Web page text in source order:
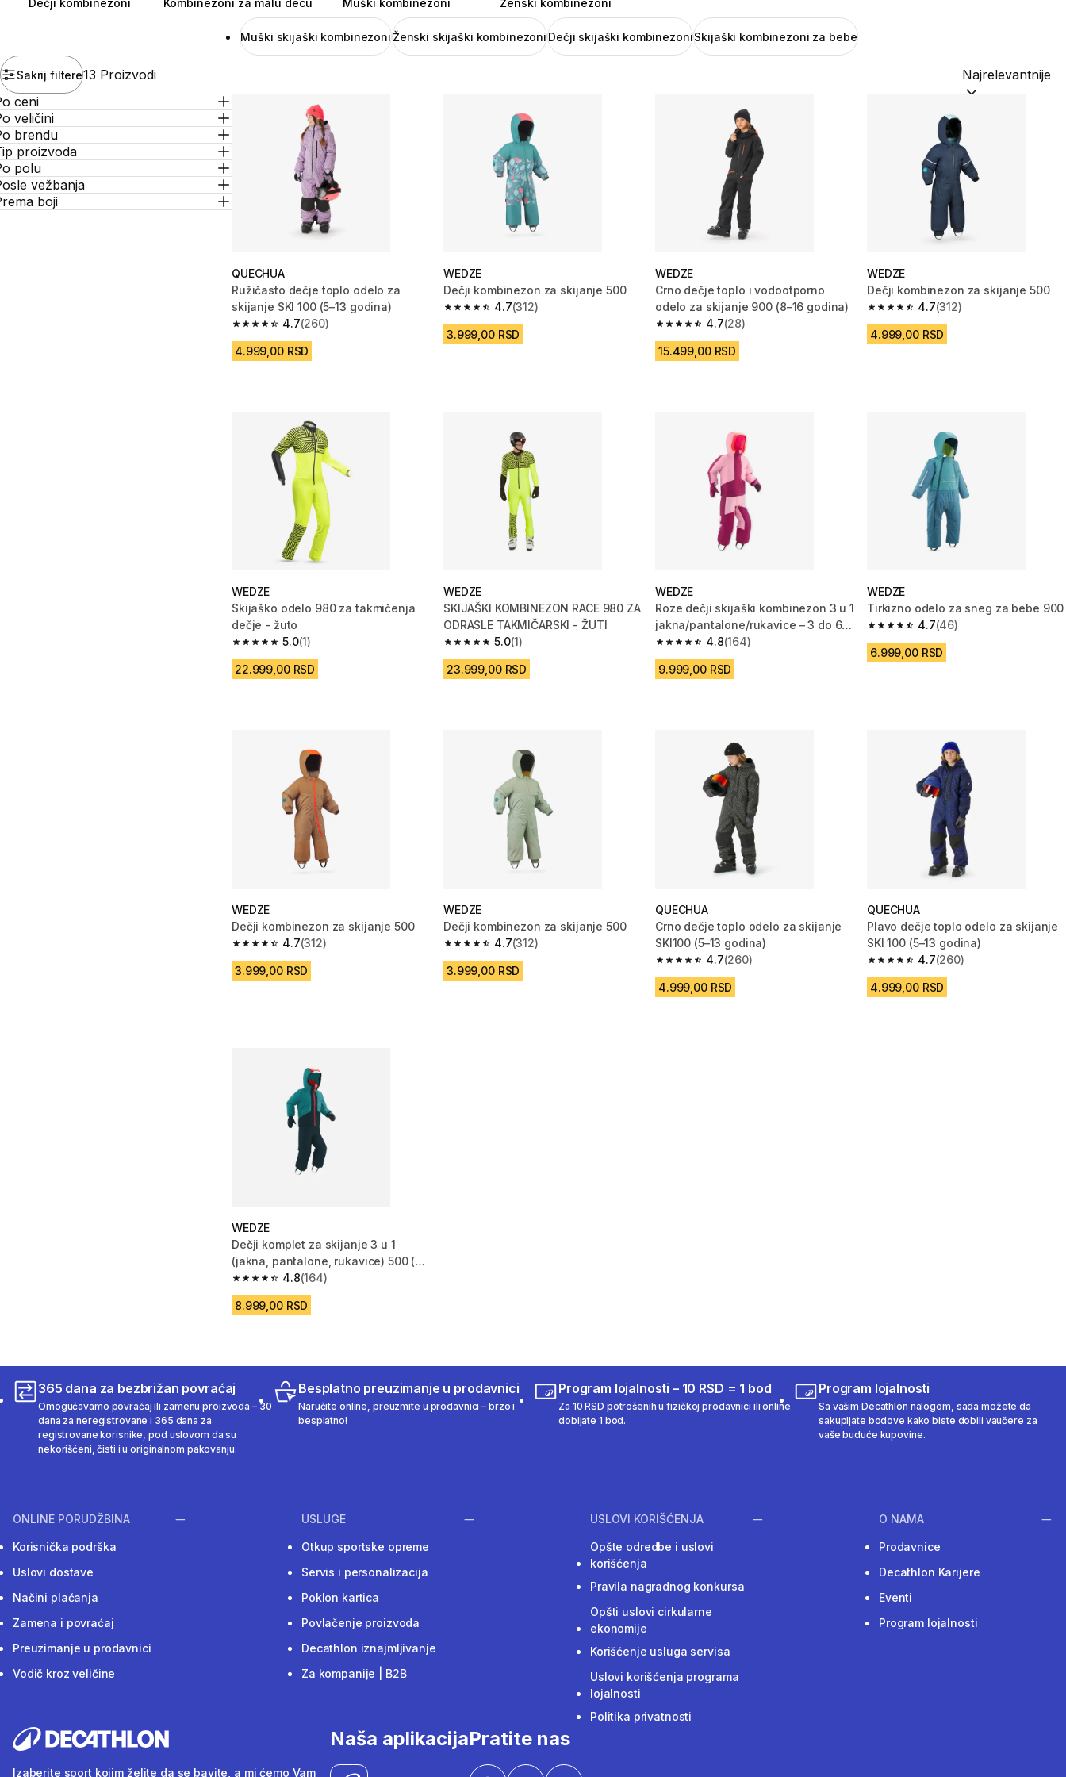
Dečji kombinezoni Kombinezoni za malu decu Muški kombinezoni Ženski kombinezoni
Muški skijaški kombinezoniŽenski skijaški kombinezoni Dečji skijaški kombinezoniSkijaški kombinezoni za bebe
Sakrij filtere13 Proizvodi Sortiraj po:
ceni
veličini
brendu
proizvoda
polu
vežbanja
boji
QUECHUA
Ružičasto dečje toplo odelo za
skijanje SKI 100 (5–13 godina)
4.7
4.7 od 5 zvezdica from 260 Recenzije
(260)
4.999,00 RSD
WEDZE
Dečji kombinezon za skijanje 500
4.7
4.7 od 5 zvezdica from 312 Recenzije
(312)
3.999,00 RSD
WEDZE
Crno dečje toplo i vodootporno
odelo za skijanje 900 (8–16 godina)
4.7
4.7 od 5 zvezdica from 28 Recenzije
(28)
15.499,00 RSD
WEDZE
Dečji kombinezon za skijanje 500
4.7
4.7 od 5 zvezdica from 312
(312)
4.999,00 RSD
WEDZE
Skijaško odelo 980 za takmičenja
dečje - žuto
5.0
5.0 od 5 zvezdica from 1 Recenzije
(1)
22.999,00 RSD
WEDZE
SKIJAŠKI KOMBINEZON RACE 980 ZA
ODRASLE TAKMIČARSKI - ŽUTI
5.0
5.0 od 5 zvezdica from 1 Recenzije
(1)
23.999,00 RSD
WEDZE
Roze dečji skijaški kombinezon 3 u 1
jakna/pantalone/rukavice – 3 do 6
godina
4.8
4.8 od 5 zvezdica from 164 Recenzije
(164)
9.999,00 RSD
WEDZE
Tirkizno odelo za sneg za bebe 900
4.7
4.7 od 5 zvezdica from 46 Recenzije
(46)
6.999,00 RSD
WEDZE
Dečji kombinezon za skijanje 500
4.7
4.7 od 5 zvezdica from 312 Recenzije
(312)
3.999,00 RSD
WEDZE
Dečji kombinezon za skijanje 500
4.7
4.7 od 5 zvezdica from 312 Recenzije
(312)
3.999,00 RSD
QUECHUA
Crno dečje toplo odelo za skijanje
SKI100 (5–13 godina)
4.7
4.7 od 5 zvezdica from 260 Recenzije
(260)
4.999,00 RSD
QUECHUA
Plavo dečje toplo odelo za skijanje
SKI 100 (5–13 godina)
4.7
4.7 od 5 zvezdica from 260
(260)
4.999,00 RSD
WEDZE
Dečji komplet za skijanje 3 u 1
(jakna, pantalone, rukavice) 500 (3-
6 godina)4.8
4.8 od 5 zvezdica from 164 Recenzije
(164)
8.999,00 RSD
365 dana za bezbrižan povraćaj
Omogućavamo povraćaj ili zamenu proizvoda – 30
dana za neregistrovane i 365 dana za
registrovane korisnike, pod uslovom da su
nekorišćeni, čisti i u originalnom pakovanju.
Besplatno preuzimanje u prodavnici
Naručite online, preuzmite u prodavnici – brzo i
besplatno!
Program lojalnosti – 10 RSD = 1 bod
Za 10 RSD potrošenih u fizičkoj prodavnici ili online
dobijate 1 bod.
Program lojalnosti
Sa vašim Decathlon nalogom, sada možete da
sakupljate bodove kako biste dobili vaučere za
vaše buduće kupovine.
ONLINE PORUDŽBINA
Korisnička podrška
Uslovi dostave
Načini plaćanja
Zamena i povraćaj
Preuzimanje u prodavnici
Vodič kroz veličine
USLUGE
Otkup sportske opreme
Servis i personalizacija
Poklon kartica
Povlačenje proizvoda
Decathlon iznajmljivanje
Za kompanije | B2B
USLOVI KORIŠĆENJA
Opšte odredbe i uslovi
korišćenja
Pravila nagradnog konkursa
Opšti uslovi cirkularne
ekonomije
Korišćenje usluga servisa
Uslovi korišćenja programa
lojalnosti
Politika privatnosti
O NAMA
Prodavnice
Decathlon Karijere
Eventi
Program lojalnosti
Izaberite sport kojim želite da se bavite, a mi ćemo Vam
Naša aplikacijaPratite nas